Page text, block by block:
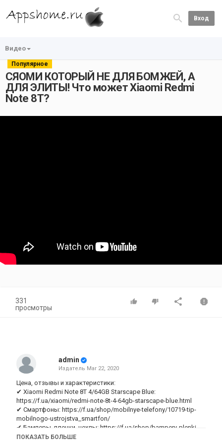
Вход
Видео
Популярное
СЯОМИ КОТОРЫЙ НЕ ДЛЯ БОМЖЕЙ, А
ДЛЯ ЭЛИТЫ! Что может Xiaomi Redmi
Note 8T?
331
просмотры
admin
Издатель Mar 22, 2020
Цена, отзывы и характеристики:
✔ Xiaomi Redmi Note 8T 4/64GB Starscape Blue:
https://f.ua/xiaomi/redmi-note-8t-4-64gb-starscape-blue.html
✔ Смартфоны: https://f.ua/shop/mobilnye-telefony/10719-tip-
mobilnogo-ustrojstva_smartfon/
✔ Бамперы, пленки, чехлы: https://f.ua/shop/bampery-plenki-
chehly/
ПОКАЗАТЬ БОЛЬШЕ